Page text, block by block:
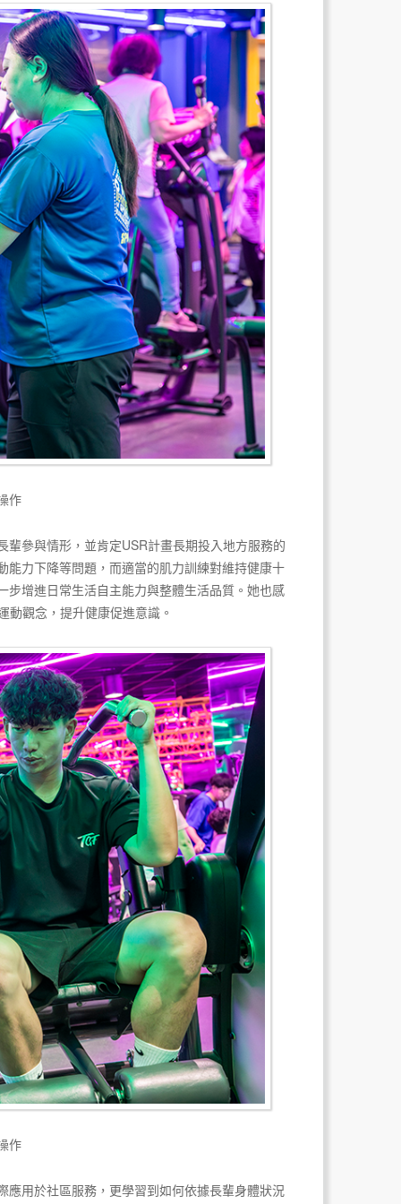
作
參與情形，並肯定USR計畫長期投入地方服務的
力下降等問題，而適當的肌力訓練對維持健康十
增進日常生活自主能力與整體生活品質。她也感
觀念，提升健康促進意識。
作
用於社區服務，更學習到如何依據長輩身體狀況